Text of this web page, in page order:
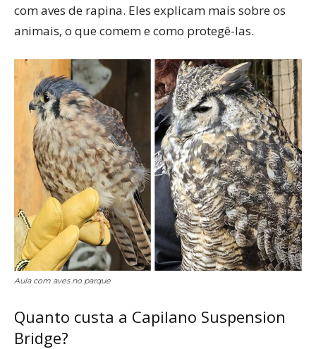
com aves de rapina. Eles explicam mais sobre os
animais, o que comem e como protegê-las.
Aula com aves no parque
Quanto custa a Capilano Suspension
Bridge?